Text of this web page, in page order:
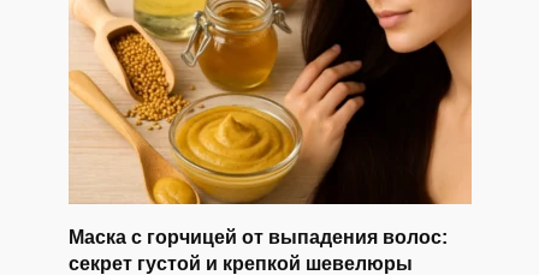
Маска с горчицей от выпадения волос:
секрет густой и крепкой шевелюры